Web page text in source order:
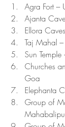
Agra Fort –
Ajanta
Ellora
Taj Mahal
Sun
Churches
Goa
Elephanta
Group of